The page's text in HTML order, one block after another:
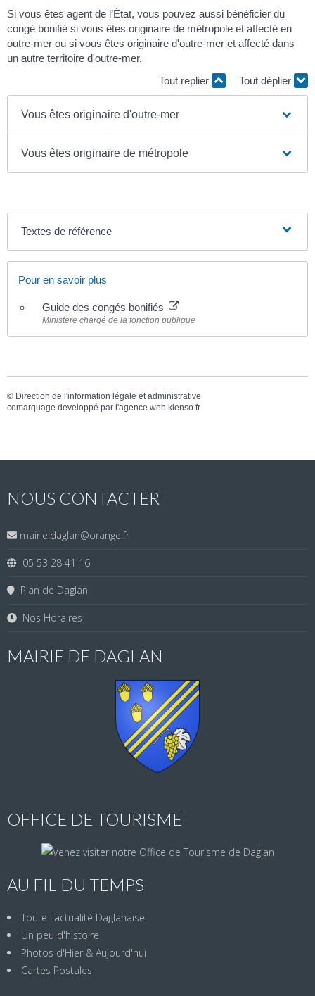
Si vous êtes agent de l’État, vous pouvez aussi bénéficier du
congé bonifié si vous êtes originaire de métropole et affecté en
outre-mer ou si vous êtes originaire d'outre-mer et affecté dans
un autre territoire d'outre-mer.
Tout replier
Tout déplier
Vous êtes originaire d'outre-mer
Vous êtes originaire de métropole
Textes de référence
Pour en savoir plus
Guide des congés bonifiés
Ministère chargé de la fonction publique
© Direction de l'information légale et administrative
comarquage developpé par l'agence web kienso.fr
NOUS CONTACTER
mairie.daglan@orange.fr
05 53 28 41 16
Plan de Daglan
Nos Horaires
MAIRIE DE DAGLAN
OFFICE DE TOURISME
AU FIL DU TEMPS
Toute l'actualité Daglanaise
Un peu d'histoire
Photos d'Hier & Aujourd'hui
Cartes Postales